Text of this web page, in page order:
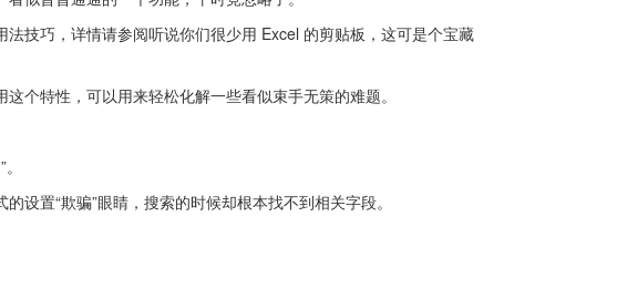
技巧，详情请参阅听说你们很少用 Excel 的剪贴板，这可是个宝藏
个特性，可以用来轻松化解一些看似束手无策的难题。
设置“欺骗”眼睛，搜索的时候却根本找不到相关字段。